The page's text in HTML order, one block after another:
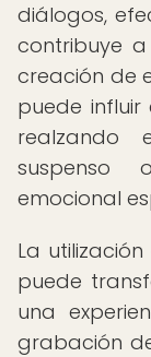
diálogos,
contribuye
creación de
puede
realzando
suspenso
emocional
La
puede
una
grabación